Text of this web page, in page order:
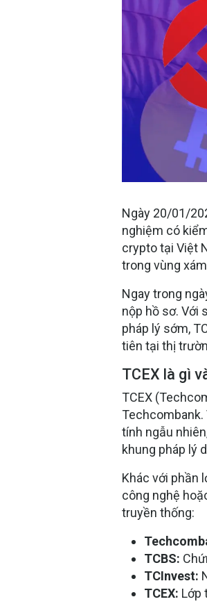
Ngày 20/01/
nghiệm có
crypto tại Việt
trong vùng
Ngay trong
nộp hồ sơ. Với
pháp lý sớm,
tiên tại thị
TCEX là gì
TCEX
Techcombank.
tính ngẫu
khung pháp lý
Khác với phần
công nghệ
truyền thống:
TCBS:
TCInvest:
TCEX: Lớp